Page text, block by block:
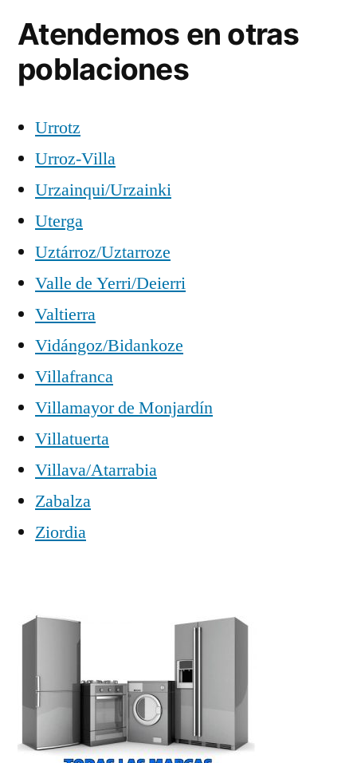
Atendemos en otras
poblaciones
Urrotz
Urroz-Villa
Urzainqui/Urzainki
Uterga
Uztárroz/Uztarroze
Valle de Yerri/Deierri
Valtierra
Vidángoz/Bidankoze
Villafranca
Villamayor de Monjardín
Villatuerta
Villava/Atarrabia
Zabalza
Ziordia